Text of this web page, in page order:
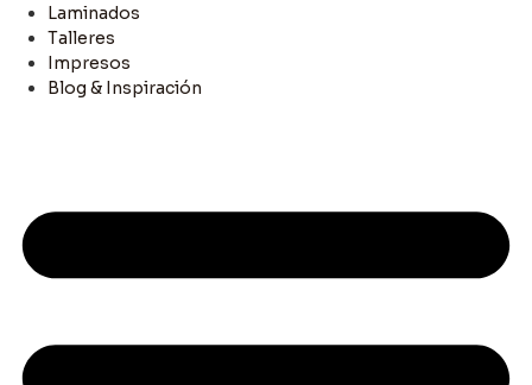
Laminados
Talleres
Impresos
Blog & Inspiración